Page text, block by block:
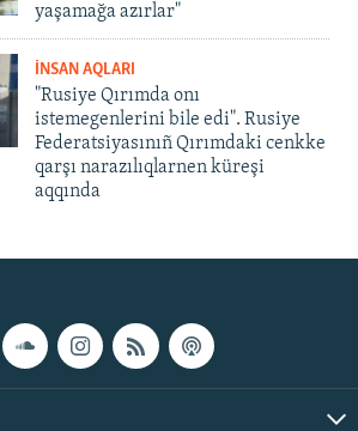
yaşamağa azırlar"
İNSAN AQLARI
"Rusiye Qırımda onı
istemegenlerini bile edi". Rusiye
Federatsiyasınıñ Qırımdaki cenkke
qarşı narazılıqlarnen küreşi
aqqında